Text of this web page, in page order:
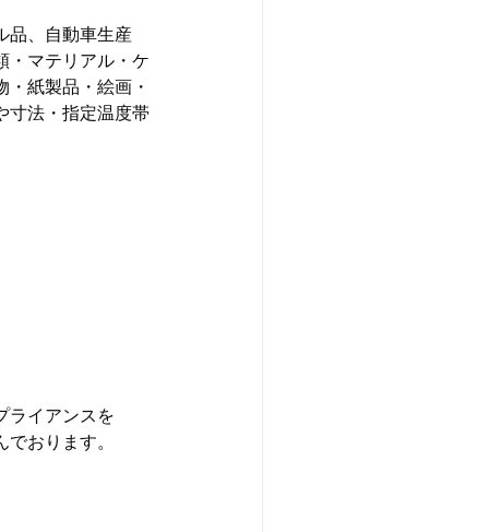
品、自動車生産
・マテリアル・ケ
紙製品・絵画・
寸法・指定温度帯
ライアンスを
おります。